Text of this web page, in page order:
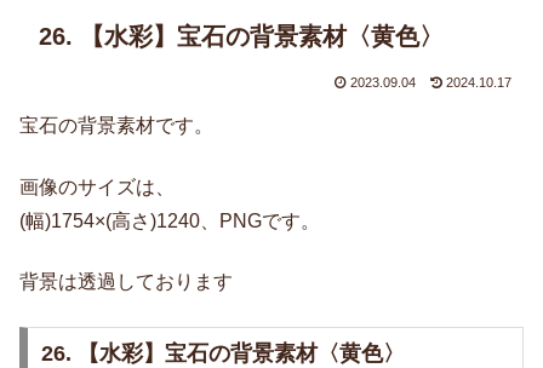
26. 【水彩】宝石の背景素材〈黄色〉
2023.09.04 2024.10.17
宝石の背景素材です。
画像のサイズは、
(幅)1754×(高さ)1240、PNGです。
背景は透過しております
26. 【水彩】宝石の背景素材〈黄色〉